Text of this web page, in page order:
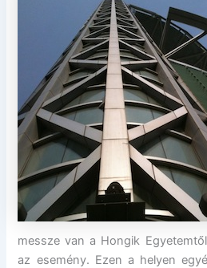
messze van a Hongik
az esemény. Ezen a helyen